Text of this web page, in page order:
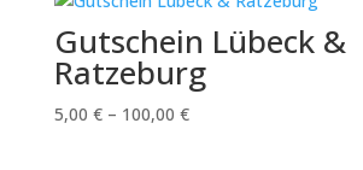
Gutschein Lübeck &
Ratzeburg
5,00 €– 100,00 €